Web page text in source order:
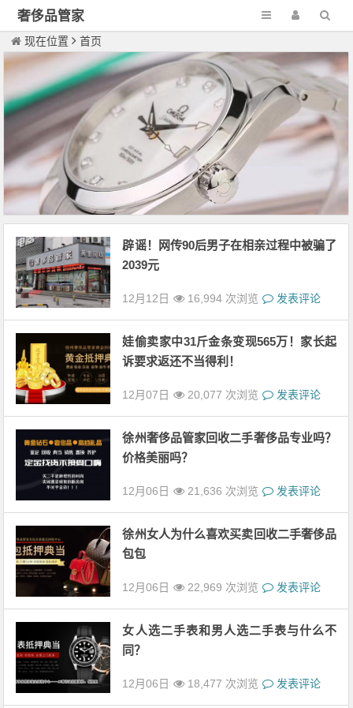
奢侈品管家
现在位置 首页
辟谣！网传90后男子在相亲过程中被骗了
2039元
12月12日 16,994 次浏览 发表评论
娃偷卖家中31斤金条变现565万！家长起
诉要求返还不当得利！
12月07日 20,077 次浏览 发表评论
徐州奢侈品管家回收二手奢侈品专业吗？
价格美丽吗？
12月06日 21,636 次浏览 发表评论
徐州女人为什么喜欢买卖回收二手奢侈品
包包
12月06日 22,969 次浏览 发表评论
女人选二手表和男人选二手表与什么不
同？
12月06日 18,477 次浏览 发表评论